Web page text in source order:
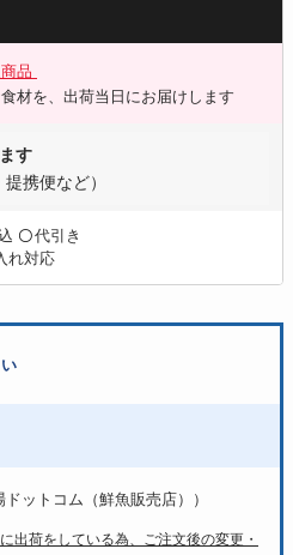
品
材を、出荷当日にお届けします
す
携便など）
〇代引き
れ対応
ドットコム（鮮魚販売店））
出荷をしている為、ご注文後の変更・